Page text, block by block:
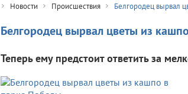
Новости Происшествия Белгородец вырвал
Белгородец вырвал цветы из
Теперь ему предстоит ответить за